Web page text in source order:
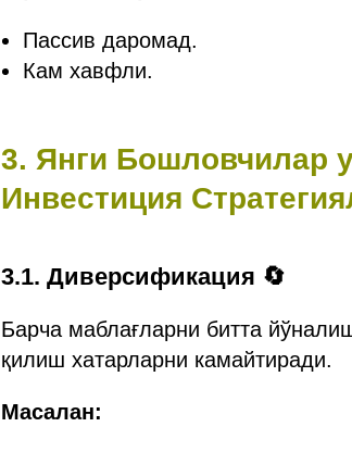
Пассив даромад.
Кам хавфли.
3. Янги Бошловчилар
Инвестиция
3.1. Диверсификация 🔄
Барча маблағларни битта
қилиш хатарларни камайтиради.
Масалан: